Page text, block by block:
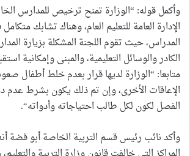
وأكمل قوله: “الوزارة تمنح ترخيص للمدارس
الإدارة العامة للتعليم العام، وهناك تشابك
المدراس، حيث تقوم اللجنة المشكلة بزيارة
الكادر والوسائل التعليمية، والمبنى وإمكانية
متابعا: “الوزارة لديها قرار بعدم خلط أطفال
الإعاقات الأخرى، وإن تم ذلك يكون بشرط
الفصل لكون لكل طالب احتياجاته وأدواته“.
وأكد نائب رئيس قسم التربية الخاصة أبو فضة